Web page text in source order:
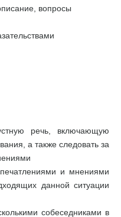
вопросы
речь, включающую
а также следовать за
и мнениями
данной ситуации
собеседниками в